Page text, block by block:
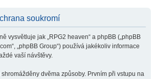
soukromí
vysvětluje jak „RPG2 heaven“ a phpBB („phpBB
„phpBB Group“) používá jakékoliv informace
vaší návštěvy.
dvěma způsoby. Prvním při vstupu na